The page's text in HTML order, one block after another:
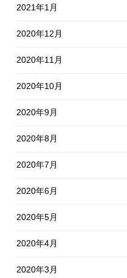
2021年1月
2020年12月
2020年11月
2020年10月
2020年9月
2020年8月
2020年7月
2020年6月
2020年5月
2020年4月
2020年3月